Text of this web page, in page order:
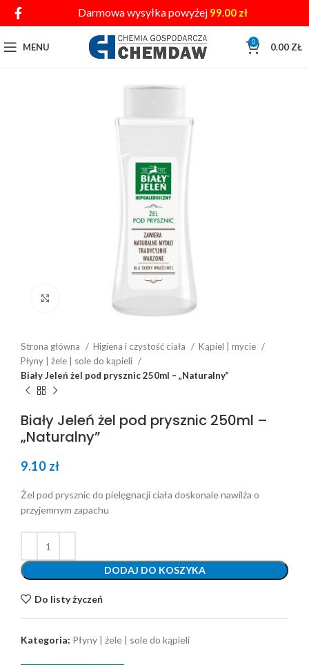
Darmowa wysyłka powyżej 99.00 zł
MENU 0 0.00 ZŁ
Strona główna Higiena i czystość ciała
Kąpiel | mycie
Płyny | żele | sole do kąpieli
Biały Jeleń żel pod prysznic 250ml – „Naturalny”
Biały Jeleń żel pod prysznic 250ml –
„Naturalny”
9.10 zł
Żel pod prysznic do pielęgnacji ciała doskonale nawilża o
przyjemnym zapachu
DODAJ DO KOSZYKA
Do listy życzeń
Kategoria: Płyny | żele | sole do kąpieli